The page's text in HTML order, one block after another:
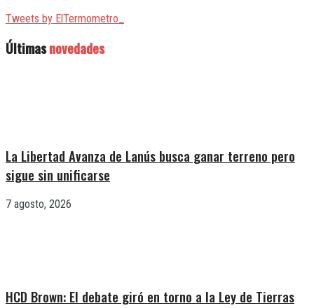
Tweets by ElTermometro_
Últimasnovedades
La Libertad Avanza de Lanús busca ganar terreno pero
sigue sin unificarse
7 agosto, 2026
HCD Brown: El debate giró en torno a la Ley de Tierras